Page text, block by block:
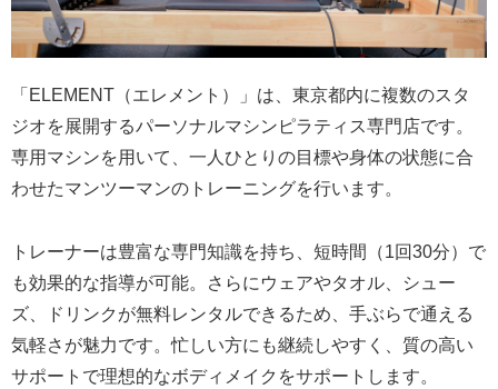
「ELEMENT（エレメント）」は、東京都内に複数のスタ
ジオを展開するパーソナルマシンピラティス専門店です。
専用マシンを用いて、一人ひとりの目標や身体の状態に合
わせたマンツーマンのトレーニングを行います。
トレーナーは豊富な専門知識を持ち、短時間（1回30分）で
も効果的な指導が可能。さらにウェアやタオル、シュー
ズ、ドリンクが無料レンタルできるため、手ぶらで通える
気軽さが魅力です。忙しい方にも継続しやすく、質の高い
サポートで理想的なボディメイクをサポートします。